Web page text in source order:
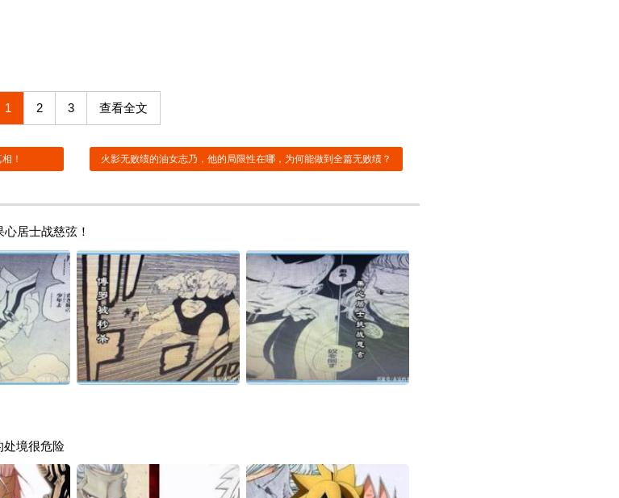
1 2 3 查看全文
！ 火影无败绩的油女志乃，他的局限性在哪，为何能做到全篇无败绩？
居士战慈弦！
处境很危险